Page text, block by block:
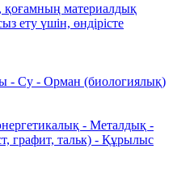
қоғамның материалдық
ету үшін, өндірісте
- Су - Орман (биологиялық)
- Металдық -
графит, тальк) - Құрылыс